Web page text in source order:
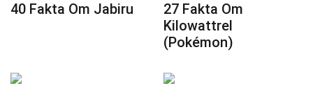
40 Fakta Om Jabiru
27 Fakta Om
Kilowattrel
(Pokémon)